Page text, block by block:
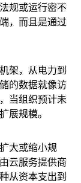
规或运行密不
，而且是通过
架，从电力到
的数据就像访
当组织预计未
展规模。
大或缩小规
云服务提供商
从资本支出到